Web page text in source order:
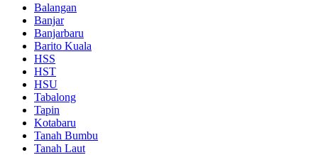
Balangan
Banjar
Banjarbaru
Barito Kuala
HSS
HST
HSU
Tabalong
Tapin
Kotabaru
Tanah Bumbu
Tanah Laut